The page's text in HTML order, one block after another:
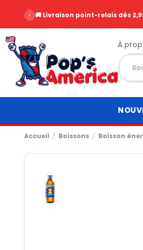
‹ 🚚 Livraison point-relais dès
À
Accueil Boissons Boisson